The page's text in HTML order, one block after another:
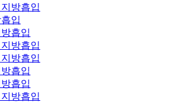
방흡입
입
흡입
방흡입
방흡입
흡입
흡입
방흡입